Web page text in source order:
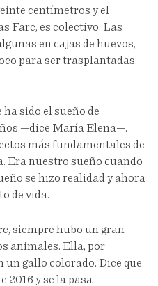
centímetros y el
Farc, es colectivo. Las
en cajas de huevos,
para ser trasplantadas.
sido el sueño de
—dice María Elena—.
más fundamentales de
Era nuestro sueño cuando
se hizo realidad y ahora
de vida.
siempre hubo un gran
animales. Ella, por
un gallo colorado. Dice que
2016 y se la pasa